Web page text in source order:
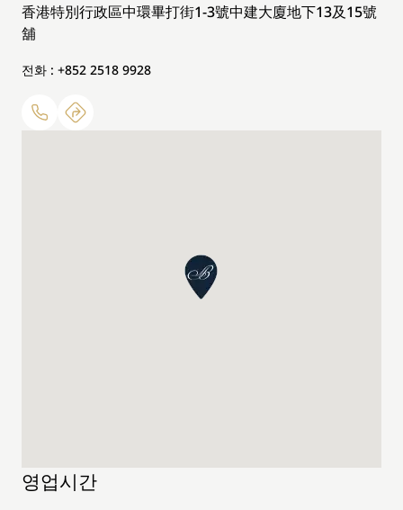
香港特別行政區中環畢打街1-3號中建大廈地下13及15號
舖
전화 : +852 2518 9928
영업시간